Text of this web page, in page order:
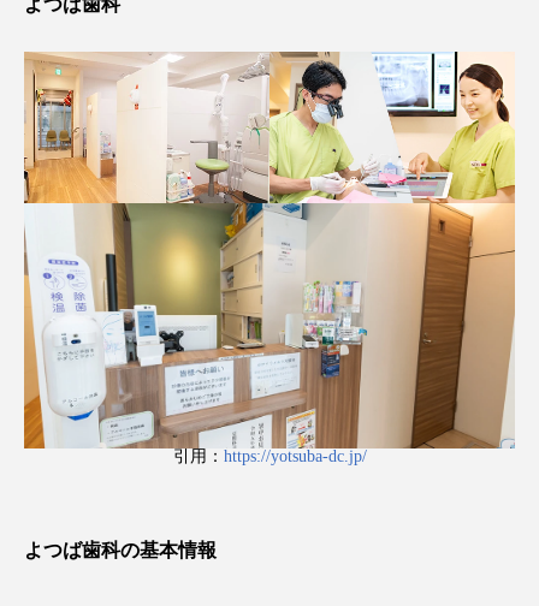
引用： https://yotsuba-dc.jp/
よつば歯科の基本情報